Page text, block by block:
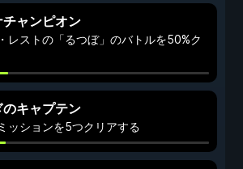
チャンピオン
レストの「るつぼ」のバトルを50%ク
のキャプテン
ッションを5つクリアする